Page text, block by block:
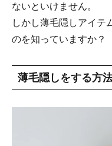
ないといけません。
しかし薄毛隠しアイテ
のを知っていますか？
薄毛隠しをする方